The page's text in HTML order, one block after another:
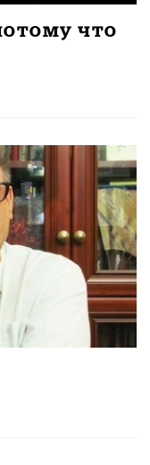
что